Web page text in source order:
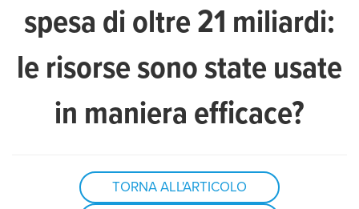
spesa di oltre 21 miliardi:
le risorse sono state usate
in maniera efficace?
TORNA ALL'ARTICOLO